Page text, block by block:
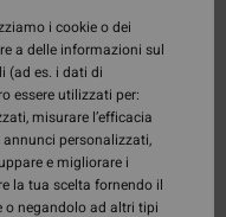
i cookie o dei
a delle informazioni sul
(ad es. i dati di
essere utilizzati per:
misurare l’efficacia
personalizzati,
e migliorare i
la tua scelta fornendo il
o negandolo ad altri tipi